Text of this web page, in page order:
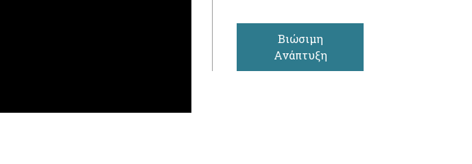
Βιώσιμη
Ανάπτυξη